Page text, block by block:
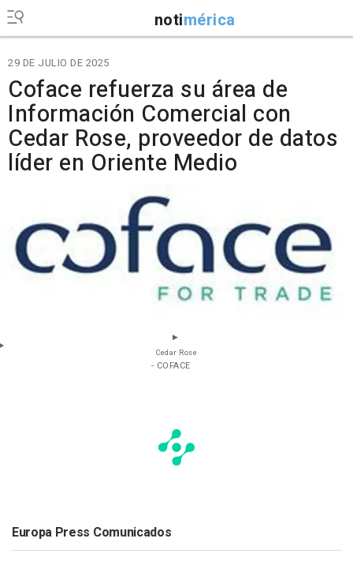
notimérica
29 DE JULIO DE 2025
Coface refuerza su área de
Información Comercial con
Cedar Rose, proveedor de datos
líder en Oriente Medio
Cedar Rose
- COFACE
Europa Press Comunicados